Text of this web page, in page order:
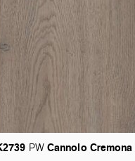
PW Cannolo Cremona